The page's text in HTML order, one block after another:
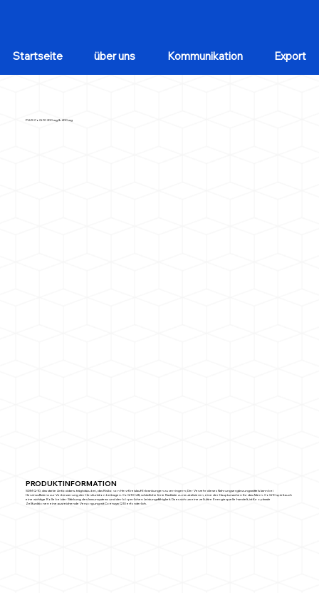
Startseite über uns Kommunikation Export
PRODUKTINFORMATION
SDM Q-10, das starke Antioxidans. trägt dazu bei, das Risiko von Herz-Kreislauf-Erkrankungen zu verringern; Der Verzehr dieses Nahrungsergänzungsmittels kann bei
Herzinsuffizienz zur Verbesserung der Herzfunktion beitragen. CoQ10 hilft, schädliche freie Radikale zu neutralisieren, eine der Hauptursachen für das Altern. CoQ10 spielt auch
eine wichtige Rolle bei der Stärkung des Immunsystems und der körperlichen Leistungsfähigkeit. Da es sich um eine zelluläre Energiequelle handelt, ist für optimale
Zellfunktionen eine ausreichende Versorgung mit Coenzym Q10 erforderlich.
PLUS CoQ-10 200 mg & 400 mg